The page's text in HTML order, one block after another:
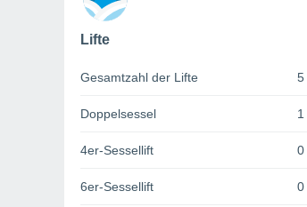
Lifte
Gesamtzahl der Lifte 5
Doppelsessel 1
4er-Sessellift 0
6er-Sessellift 0